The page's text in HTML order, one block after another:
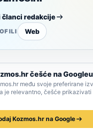
članci redakcije
Web
češće na Googleu
među svoje preferirane
je relevantno, češće
Kozmos.hr na Google